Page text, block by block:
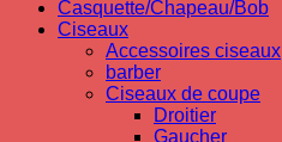
Casquette/Chapeau/Bob
Ciseaux
Accessoires ciseaux
barber
Ciseaux de coupe
Droitier
Gaucher